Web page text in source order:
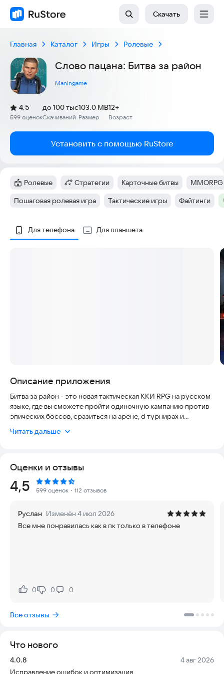
Скачать
Главная Каталог Игры Ролевые
Слово пацана: Битва за район
Maningame
Рейтинг:
4,5
(
599 оценок
)
Скачиваний
до 100 тыс
Размер
103.0 MB
Возраст
12+
Установить с помощью RuStore
Категория:
Ролевые Категория:
Стратегии Тег:
Карточные битвы Тег:
MMORPG
Тег:
Пошаговая ролевая игра Тег:
Тактические игры Тег:
Файтинги
Скриншоты
Для телефона Для планшета
Описание приложения
Битва за район - это новая тактическая ККИ RPG на русском
языке, где вы сможете пройти одиночную кампанию против
эпических боссов, сразиться на арене, d турнирах и
Для прохождения игры и победы вам предстоит собрать
героев.
Здесь широко развита ролевая система кастомизации ваших
коллекционных бойцов.
игре, нужно собрать мощную коллекцию легендарных
героев.
Как и полагается в хороших ММОРПГ, вас ждет множество
скинов и защитной расходки, а также различные бустеры и
переломить ход битвы. Игра впитала в себя все
преимущества пошаговых стратегий и быстрых тактических
Читать дальше
Оценки и отзывы
Рейтинг:
4,5 599 оценок ・112 отзывов
Руслан Изменён 4 июл 2026
Все мне понравилась как в пк только в телефоне
Нравится:
0Не нравится:
0 0
Все отзывы
Что нового
Версия:
4.0.8 Дата:
4 авг 2026
Исправление ошибок и оптимизация